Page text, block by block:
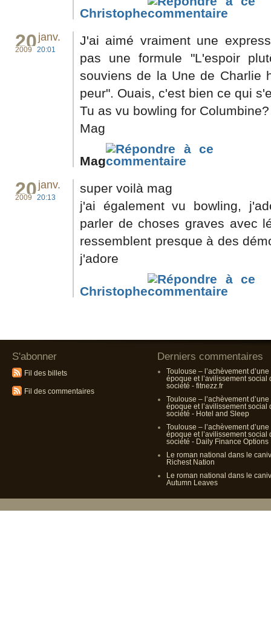
Christophe
20 janv.
2009 20:01
J'ai aimé vraiment une
pas une formule "L'espoir
souviens de la Une de Charlie
peur". Ouais, c'est bien ce qui
Tu as vu bowling for Columbine?
Mag
Mag
20 janv.
2009 20:13
super voilà mag
j'ai également vu bowling,
parler de choses graves avec
ressemblent presque à des
j'adore
Christophe
S'abonner
Fil des billets
Fil des commentaires
Derniers commentaires
Toulouse – l’achèvement d’une
époque et l’avilissement social
société - fitnezz.fr
Toulouse – l’achèvement d’une
époque et l’avilissement social
société - Hotel and Sleep
Toulouse – l’achèvement d’une
époque et l’avilissement social
société - Daily Finance Options
Le roman national dans le
Richest Nation
Le roman national dans le
Autumn Leaves